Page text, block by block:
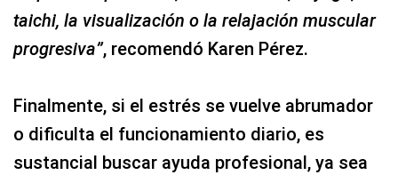
taichi, la visualización o la relajación muscular
progresiva”, recomendó Karen Pérez.
Finalmente, si el estrés se vuelve abrumador
o dificulta el funcionamiento diario, es
sustancial buscar ayuda profesional, ya sea